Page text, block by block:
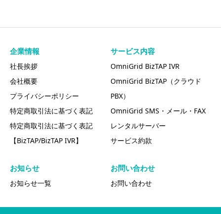
企業情報
社長挨拶
会社概要
プライバシーポリシー
特定商取引法に基づく表記
特定商取引法に基づく表記
【BizTAP/BizTAP IVR】
サービス内容
OmniGrid BizTAP IVR
OmniGrid BizTAP（クラウド
PBX）
OmniGrid SMS・メール・FAX
レンタルサーバー
サービス約款
お知らせ
お知らせ一覧
お問い合わせ
お問い合わせ